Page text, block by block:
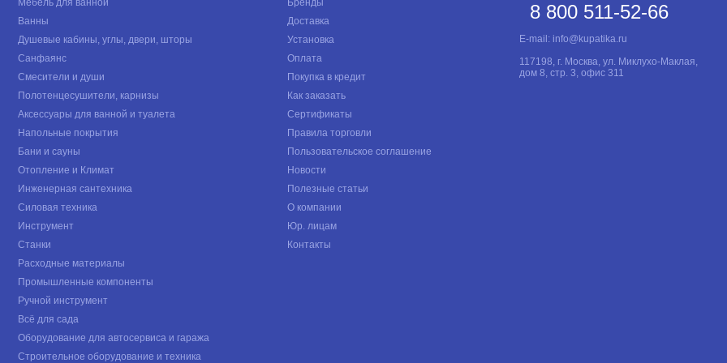
Мебель для ванной
Ванны
Душевые кабины, углы, двери, шторы
Санфаянс
Смесители и души
Полотенцесушители, карнизы
Аксессуары для ванной и туалета
Напольные покрытия
Бани и сауны
Отопление и Климат
Инженерная сантехника
Силовая техника
Инструмент
Станки
Расходные материалы
Промышленные компоненты
Ручной инструмент
Всё для сада
Оборудование для автосервиса и гаража
Строительное оборудование и техника
Бренды
Доставка
Установка
Оплата
Покупка в кредит
Как заказать
Сертификаты
Правила торговли
Пользовательское соглашение
Новости
Полезные статьи
О компании
Юр. лицам
Контакты
8 800 511-52-66
E-mail: info@kupatika.ru
117198, г. Москва, ул. Миклухо-Маклая,
дом 8, стр. 3, офис 311